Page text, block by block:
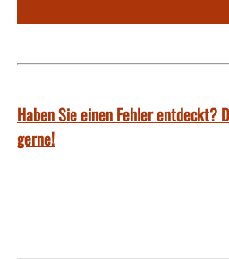
Haben Sie einen Fehler entdeckt?
gerne!